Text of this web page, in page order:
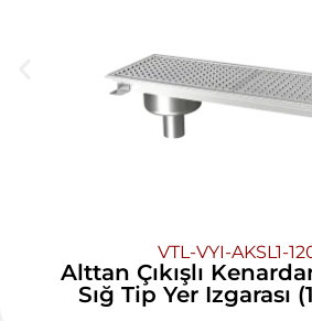
VTL-VYI-AKSL1-
Alttan Çıkışlı
Sığ Tip Yer Izgarası